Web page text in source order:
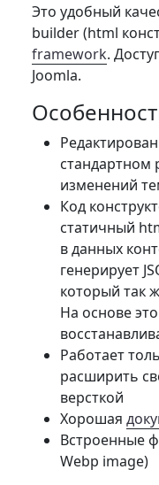
Это удобный
builder (html
framework.
Joomla.
изменений
Код
статичный
в данных
генерирует
который так
На основе
Работает
расширить
версткой
Хорошая
Встроенные
Webp image)